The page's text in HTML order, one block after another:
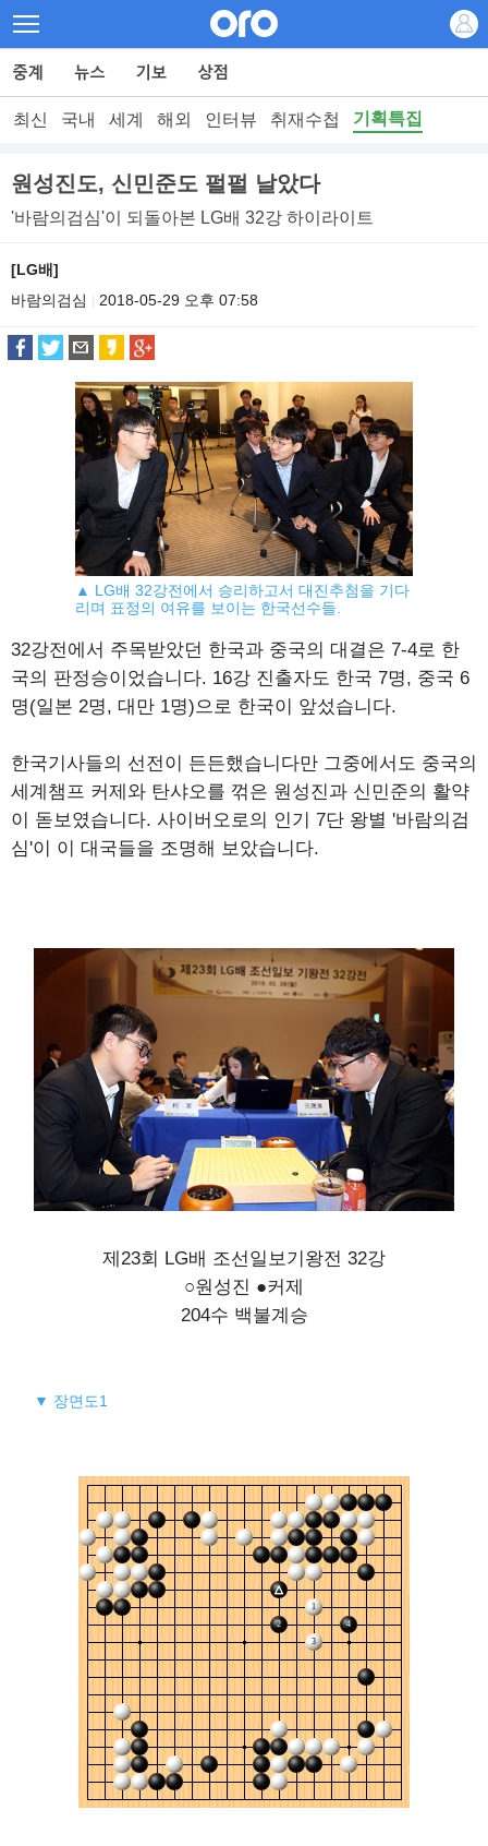
최신 국내 세계 해외 인터뷰 취재수첩 기획특집
원성진도, 신민준도 펄펄 날았다
'바람의검심'이 되돌아본 LG배 32강 하이라이트
[LG배]
바람의검심
2018-05-29 오후 07:58
▲ LG배 32강전에서 승리하고서 대진추첨을 기다
리며 표정의 여유를 보이는 한국선수들.
32강전에서 주목받았던 한국과 중국의 대결은 7-4로 한
국의 판정승이었습니다. 16강 진출자도 한국 7명, 중국 6
명(일본 2명, 대만 1명)으로 한국이 앞섰습니다.
한국기사들의 선전이 든든했습니다만 그중에서도 중국의
세계챔프 커제와 탄샤오를 꺾은 원성진과 신민준의 활약
이 돋보였습니다. 사이버오로의 인기 7단 왕별 '바람의검
심'이 이 대국들을 조명해 보았습니다.
제23회 LG배 조선일보기왕전 32강
○원성진 ●커제
204수 백불계승
▼ 장면도1